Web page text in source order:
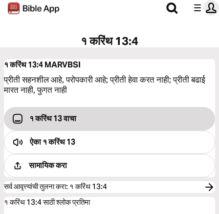
१ करिंथ 13:4
१ करिंथ 13:4MARVBSI
प्रीती सहनशील आहे, परोपकारी आहे; प्रीती हेवा करत नाही; प्रीती बढाई
मारत नाही, फुगत नाही
१ करिंथ 13 वाचा
ऐका१ करिंथ 13
सामायिक करा
सर्व आवृत्त्यांची तुलना करा: १ करिंथ 13:4
१ करिंथ 13:4 साठी श्लोक प्रतिमा